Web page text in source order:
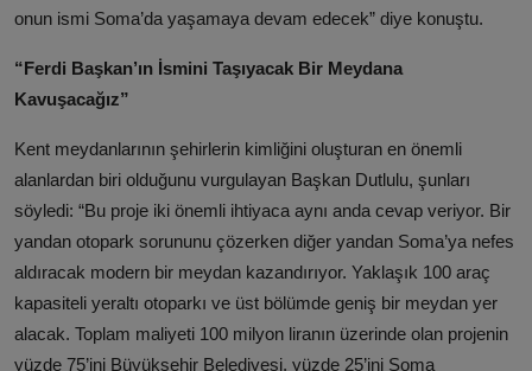
onun ismi Soma’da yaşamaya devam edecek” diye konuştu.
“Ferdi Başkan’ın İsmini Taşıyacak Bir Meydana
Kavuşacağız”
Kent meydanlarının şehirlerin kimliğini oluşturan en önemli
alanlardan biri olduğunu vurgulayan Başkan Dutlulu, şunları
söyledi: “Bu proje iki önemli ihtiyaca aynı anda cevap veriyor. Bir
yandan otopark sorununu çözerken diğer yandan Soma’ya nefes
aldıracak modern bir meydan kazandırıyor. Yaklaşık 100 araç
kapasiteli yeraltı otoparkı ve üst bölümde geniş bir meydan yer
alacak. Toplam maliyeti 100 milyon liranın üzerinde olan projenin
yüzde 75’ini Büyükşehir Belediyesi, yüzde 25’ini Soma